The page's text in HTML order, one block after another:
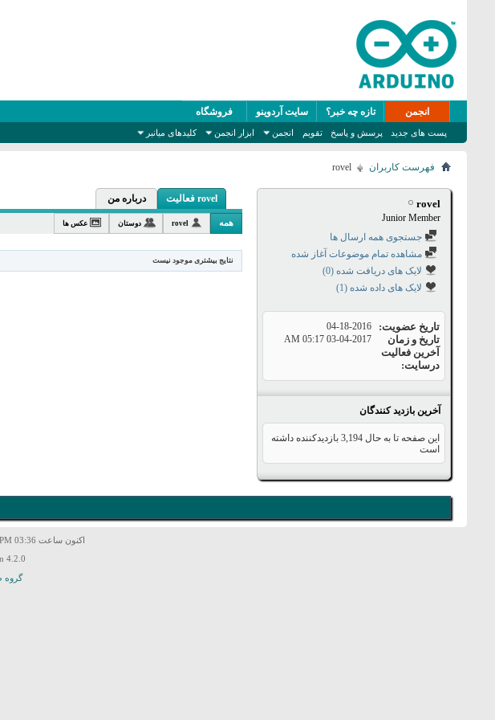
انجمن
پست های جدید پرسش و پاسخ تقویم انجمن ابزار انجمن کلیدهای میانبر
تازه چه خبر؟ سایت آردوینو فروشگاه
فهرست کاربران rovel
rovel
Junior Member
جستجوی همه ارسال ها
مشاهده تمام موضوعات آغاز شده
لایک های دریافت شده (0)
لایک های داده شده (1)
تاریخ عضویت 04-18-2016
تاریخ و زمان
آخرین فعالیت
درسایت
03-04-2017
05:17 AM
آخرین بازدید کنندگان
این صفحه تا به حال 3,194 بازدیدکننده داشته
است
rovel فعالیت درباره من
همه rovel دوستان عکس ها
نتایج بیشتری موجود نیست
اکنون ساعت 03:36 PM برپایه ساعت جهانی (GMT - گرینویچ) می باشد.
4.2.0
گروه